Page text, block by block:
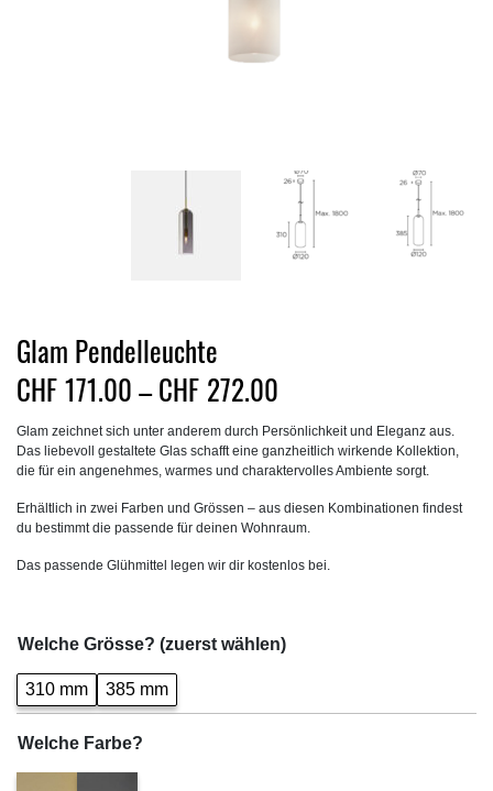
Glam Pendelleuchte
CHF171.00–CHF 272.00
CHF171.00
bis
CHF272.00
Glam zeichnet sich unter anderem durch Persönlichkeit und Eleganz aus.
Das liebevoll gestaltete Glas schafft eine ganzheitlich wirkende Kollektion,
die für ein angenehmes, warmes und charaktervolles Ambiente sorgt.
Erhältlich in zwei Farben und Grössen – aus diesen Kombinationen findest
du bestimmt die passende für deinen Wohnraum.
Das passende Glühmittel legen wir dir kostenlos bei.
Welche Grösse? (zuerst wählen)
310 mm 385 mm
Welche Farbe?